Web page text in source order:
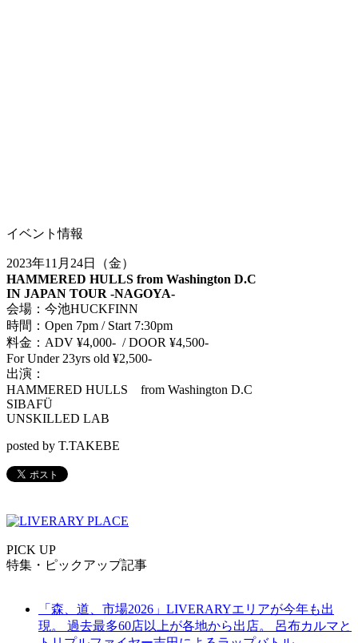
イベント情報
2023年11月24日（金）
HAMMERED HULLS from Washington D.C
IN JAPAN TOUR -NAGOYA-
会場：今池HUCKFINN
時間：Open 7pm / Start 7:30pm
料金：ADV ¥4,000- / DOOR ¥4,500-
For Under 23yrs old ¥2,500-
出演：
HAMMERED HULLS from Washington D.C
SIBAFÜ
UNSKILLED LAB
posted by T.TAKEBE
PICK UP
特集・ピックアップ記事
「森、道、市場2026」LIVERARYエリアが今年も出
現。 過去最多60店以上が各地から出店。 呂布カルマと